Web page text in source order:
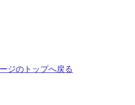
ジのトップへ戻る